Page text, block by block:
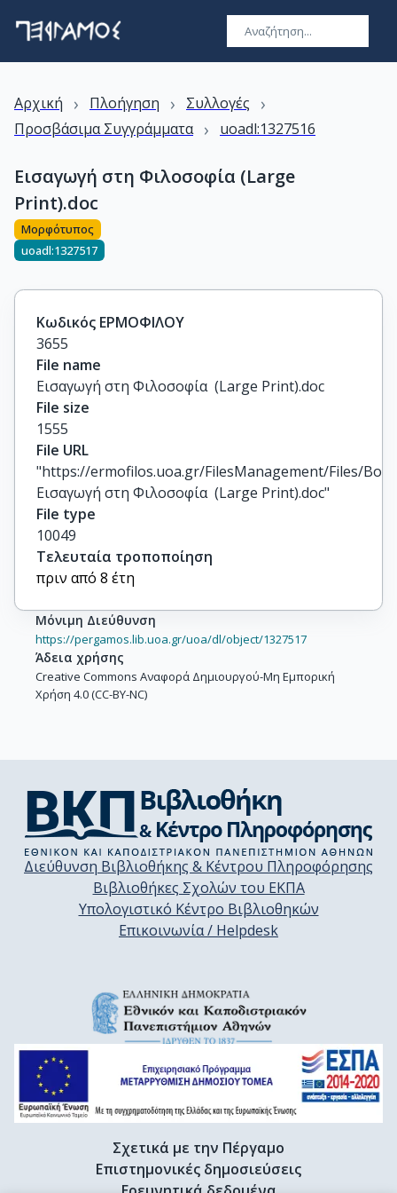
Αρχική › Πλοήγηση › Συλλογές ›
Προσβάσιμα Συγγράμματα › uoadl:1327516
Εισαγωγή στη Φιλοσοφία (Large
Print).doc
Μορφότυπος
uoadl:1327517
Κωδικός ΕΡΜΟΦΙΛΟΥ
3655
File name
Εισαγωγή στη Φιλοσοφία  (Large Print).doc
File size
1555
File URL
"https://ermofilos.uoa.gr/FilesManagement/Files/
Εισαγωγή στη Φιλοσοφία  (Large Print).doc"
File type
10049
Τελευταία τροποποίηση
πριν από 8 έτη
Μόνιμη Διεύθυνση
https://pergamos.lib.uoa.gr/uoa/dl/object/1327517
Άδεια χρήσης
Creative Commons Αναφορά Δημιουργού-Μη Εμπορική
Χρήση 4.0 (CC-BY-NC)
Διεύθυνση Βιβλιοθήκης & Κέντρου Πληροφόρησης
Βιβλιοθήκες Σχολών του ΕΚΠΑ
Υπολογιστικό Κέντρο Βιβλιοθηκών
Επικοινωνία / Helpdesk
Σχετικά με την Πέργαμο
Επιστημονικές δημοσιεύσεις